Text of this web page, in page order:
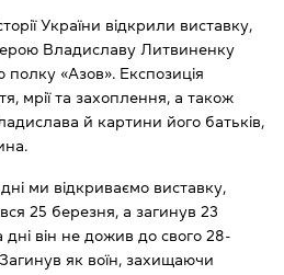
України відкрили виставку,
Владиславу Литвиненку
«Азов». Експозиція
мрії та захоплення, а також
й картини його батьків,
ми відкриваємо виставку,
25 березня, а загинув 23
він не дожив до свого 28-
як воїн, захищаючи